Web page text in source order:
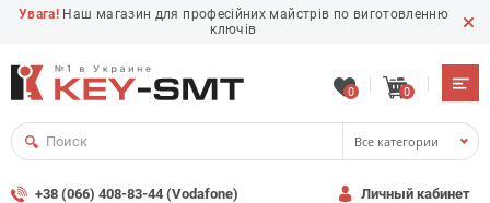
Увага! Наш магазин для професійних майстрів по виготовленню
ключів
0 0
Все категории
+38 (066) 408-83-44 (Vodafone) Личный кабинет